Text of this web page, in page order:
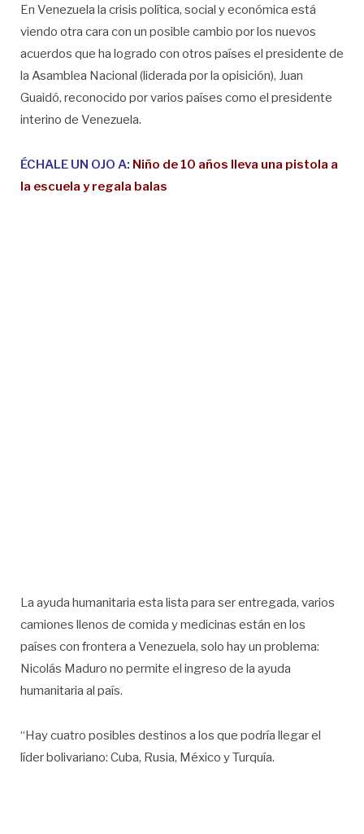
En Venezuela la crisis política, social y económica está
viendo otra cara con un posible cambio por los nuevos
acuerdos que ha logrado con otros países el presidente de
la Asamblea Nacional (liderada por la opisición), Juan
Guaidó, reconocido por varios países como el presidente
interino de Venezuela.
ÉCHALE UN OJO A: Niño de 10 años lleva una pistola a
la escuela y regala balas
La ayuda humanitaria esta lista para ser entregada, varios
camiones llenos de comida y medicinas están en los
países con frontera a Venezuela, solo hay un problema:
Nicolás Maduro no permite el ingreso de la ayuda
humanitaria al país.
“Hay cuatro posibles destinos a los que podría llegar el
líder bolivariano: Cuba, Rusia, México y Turquía.